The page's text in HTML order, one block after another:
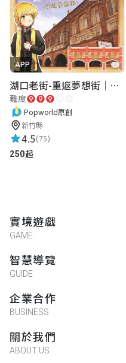
因需要觀察周
順便逛逛除了老
aming21
2021-10-17 16:04:17
好玩
2021-08-26 13:48:48
2021-08-08 16:38:13
APP
湖口老街-重返夢想街｜新竹老街城市解謎
難度
Popworld原創
新竹縣
4.5(75)
250起
實境遊戲
GAME
智慧導覽
GUIDE
企業合作
BUSINESS
關於我們
ABOUT US